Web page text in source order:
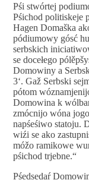
Pśi stwórtej
Pśichod politiskeje
Hagen Domaška
pódiumowy gósć
serbskich
se docełego
Domowiny a
3‘. Gaž Serbski
pótom
Domowina k
zmócnijo wóna
napśeśiwo statoju.
wiźi se ako
móžo ramikowe
pśichod trjebne.“
Pśedsedaŕ